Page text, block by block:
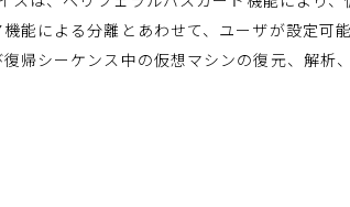
能による分離とあわせて、ユーザが設定可
帰シーケンス中の仮想マシンの復元、解析